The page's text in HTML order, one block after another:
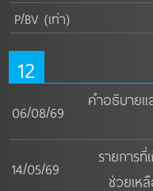
P/BV (เท่า)
12
06/08/69
คำอธิบายแ
14/05/69
รายการ
ช่วยเห